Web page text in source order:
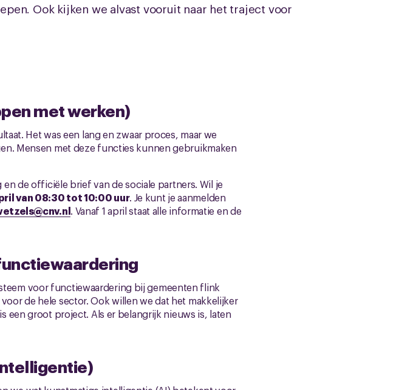
Ook kijken we alvast vooruit naar het traject voor
met werken)
Het was een lang en zwaar proces, maar we
Mensen met deze functies kunnen gebruikmaken
de officiële brief van de sociale partners. Wil je
van 08:30 tot 10:00 uur. Je kunt je aanmelden
. Vanaf 1 april staat alle informatie en de
voor functiewaardering bij gemeenten flink
de hele sector. Ook willen we dat het makkelijker
groot project. Als er belangrijk nieuws is, laten